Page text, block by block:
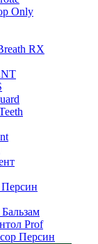
Only
RX
Prof
Персин